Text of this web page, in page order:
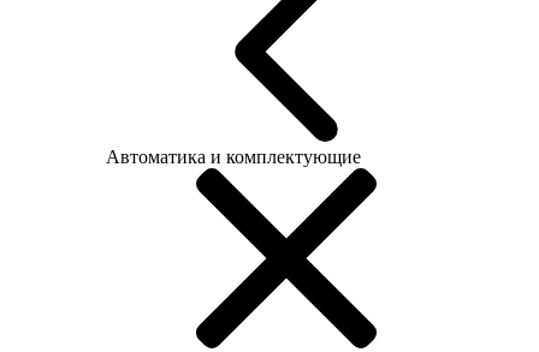
Автоматика и комплектующие